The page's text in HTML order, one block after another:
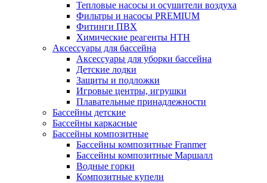
Тепловые насосы и осушители воздуха
Фильтры и насосы PREMIUM
Фитинги ПВХ
Химические реагенты HTH
Аксессуары для бассейна
Аксессуары для уборки бассейна
Детские лодки
Защиты и подложки
Игровые центры, игрушки
Плавательные принадлежности
Бассейны детские
Бассейны каркасные
Бассейны композитные
Бассейны композитные Franmer
Бассейны композитные Маршалл
Водные горки
Композитные купели